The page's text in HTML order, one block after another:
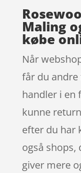
Maling
købe
Når
får du andre
handler i en
kunne
efter du har
også shops,
giver mere